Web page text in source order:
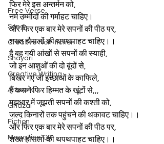
Free Verse
Song
Creative Non-fiction
Shayari
Creative Writing
Artwork
Ghazal
Fiction
Magazine QR
फिर मेरे इस अन्तर्मन को,
नर्म उम्मीदों की गर्माहट चाहिए।
और फिर एक बार मेरे सपनों की पीठ पर,
शख्त हौसलों की थपथपाहट चाहिए।।
है बह गयी आंखों से सपनों की स्याही,
जो इन आशुओं की दो बूंदों से,
बिखर गए जो इच्छाओं के काफिले,
हैं कसने फिर हिम्मत के खूंटों से,,,
मझधार में जूझती सपनों की कश्ती को,
जल्द किनारों तक पहुंचने की थकावट चाहिए।।
और फिर एक बार मेरे सपनों की पीठ पर,
शख्त हौसलों की थपथपाहट चाहिए।।